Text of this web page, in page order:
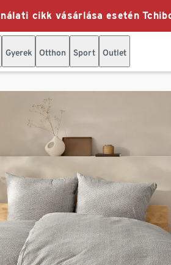
cikk vásárlása esetén
Gyerek Otthon Sport Outlet